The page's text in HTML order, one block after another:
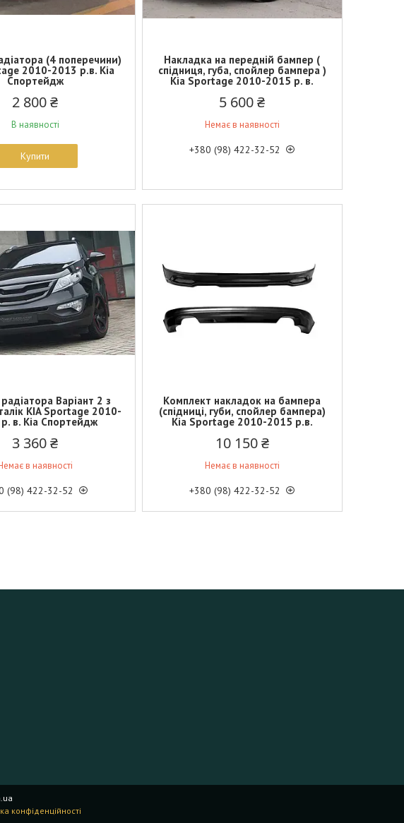
(4 поперечини)
2010-2013 р.в. Кіа
Спортейдж
2 800 ₴
В наявності
Купити
Накладка на передній бампер (
спідниця, губа, спойлер бампера )
Kia Sportage 2010-2015 р. в.
5 600 ₴
Немає в наявності
+380 (98) 422-32-52
Варіант 2 з
KIA Sportage 2010-
в. Кіа Спортейдж
3 360 ₴
в наявності
(98) 422-32-52
Комплект накладок на бампера
(спідниці, губи, спойлер бампера)
Kia Sportage 2010-2015 р.в.
10 150 ₴
Немає в наявності
+380 (98) 422-32-52
конфіденційності